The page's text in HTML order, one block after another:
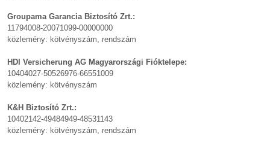
Groupama Garancia Biztosító Zrt.:
11794008-20071099-00000000
közlemény: kötvényszám, rendszám
HDI Versicherung AG Magyarországi Fióktelepe:
10404027-50526976-66551009
közlemény: kötvényszám
K&H Biztosító Zrt.:
10402142-49484949-48531143
közlemény: kötvényszám, rendszám